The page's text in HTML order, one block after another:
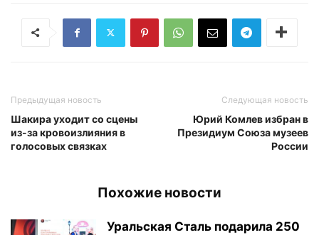
Предыдущая новость
Шакира уходит со сцены
из-за кровоизлияния в
голосовых связках
Следующая новость
Юрий Комлев избран в
Президиум Союза музеев
России
Похожие новости
Уральская Сталь подарила 250